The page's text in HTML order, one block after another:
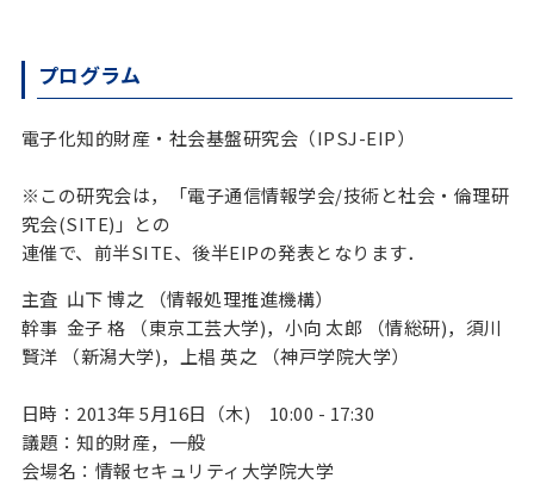
プログラム
電子化知的財産・社会基盤研究会（IPSJ-EIP）
※この研究会は，「電子通信情報学会/技術と社会・倫理研
究会(SITE)」との
連催で、前半SITE、後半EIPの発表となります．
主査  山下 博之 （情報処理推進機構）
幹事  金子 格 （東京工芸大学)，小向 太郎 （情総研)，須川
賢洋 （新潟大学)，上椙 英之 （神戸学院大学）
日時：2013年 5月16日（木)　10:00 - 17:30
議題：知的財産，一般
会場名：情報セキュリティ大学院大学